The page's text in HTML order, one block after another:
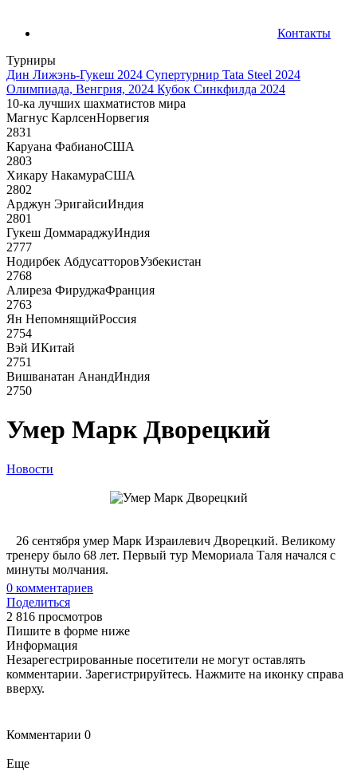
Контакты
Турниры
Дин Лижэнь-Гукеш 2024 Супертурнир Tata Steel 2024
Олимпиада, Венгрия, 2024 Кубок Синкфилда 2024
10-ка лучших шахматистов мира
Магнус КарлсенНорвегия
2831
Каруана ФабианоСША
2803
Хикару НакамураСША
2802
Арджун ЭригайсиИндия
2801
Гукеш ДоммараджуИндия
2777
Нодирбек АбдусатторовУзбекистан
2768
Алиреза ФируджаФранция
2763
Ян НепомнящийРоссия
2754
Вэй ИКитай
2751
Вишванатан АнандИндия
2750
Умер Марк Дворецкий
Новости
26 сентября умер Марк Израилевич Дворецкий. Великому
тренеру было 68 лет. Первый тур Мемориала Таля начался с
минуты молчания.
0 комментариев
Поделиться
2 816 просмотров
Пишите в форме ниже
Информация
Незарегестрированные посетители не могут оставлять
комментарии. Зарегистрируйтесь. Нажмите на иконку справа
вверху.
Комментарии 0
Еще